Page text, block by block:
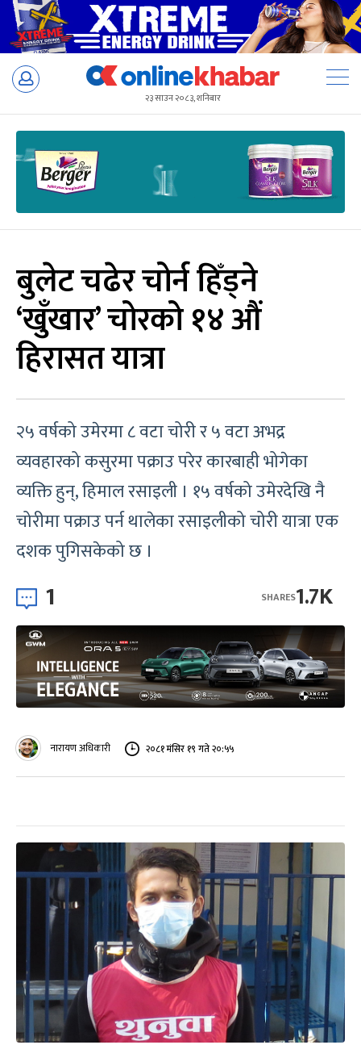
Skip
२३ साउन २०८३, शनिबार
बुलेट चढेर चोर्न हिँड्ने
‘खुँखार’ चोरको १४ औं
हिरासत यात्रा
२५ वर्षको उमेरमा ८ वटा चोरी र ५ वटा अभद्र
व्यवहारको कसुरमा पक्राउ परेर कारबाही भोगेका
व्यक्ति हुन्, हिमाल रसाइली । १५ वर्षको उमेरदेखि नै
चोरीमा पक्राउ पर्न थालेका रसाइलीको चोरी यात्रा एक
दशक पुगिसकेको छ ।
1 1.7K
SHARES
नारायण अधिकारी २०८१ मंसिर १९ गते २०:५५